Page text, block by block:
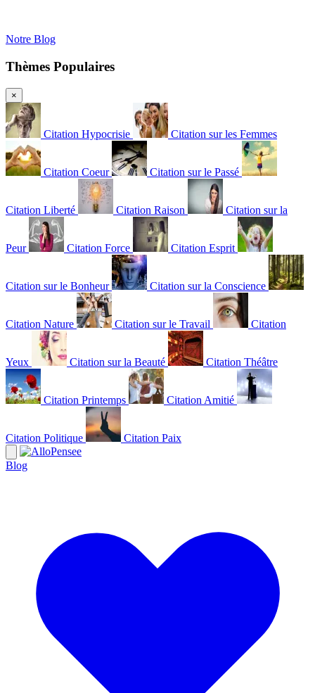
Notre Blog
Thèmes Populaires
×
Citation Hypocrisie Citation sur les Femmes
Citation Coeur Citation sur le Passé
Citation Liberté Citation Raison Citation sur la
Peur Citation Force Citation Esprit
Citation sur le Bonheur Citation sur la Conscience
Citation Nature Citation sur le Travail Citation
Yeux Citation sur la Beauté Citation Théâtre
Citation Printemps Citation Amitié
Citation Politique Citation Paix
Blog